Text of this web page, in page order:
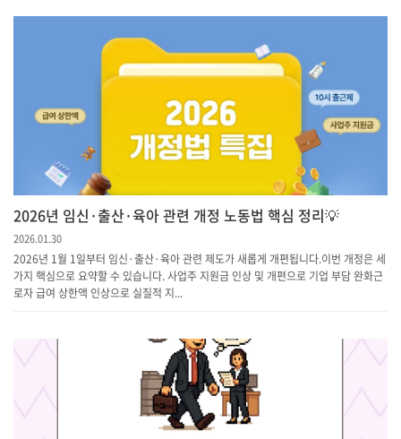
2026년 임신·출산·육아 관련 개정 노동법 핵심 정리💡
2026.01.30
2026년 1월 1일부터 임신·출산·육아 관련 제도가 새롭게 개편됩니다.이번 개정은 세
가지 핵심으로 요약할 수 있습니다.​ 사업주 지원금 인상 및 개편으로 기업 부담 완화근
로자 급여 상한액 인상으로 실질적 지...